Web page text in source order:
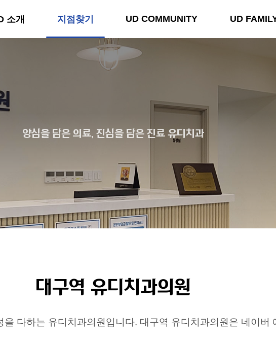
소개 지점찾기 UD COMMUNITY UD
양심을 담은 의료, 진심을 담은 진료 유디치과
대구역 유디치과의원
다하는 유디치과의원입니다. 대구역 유디치과의원은 네이버